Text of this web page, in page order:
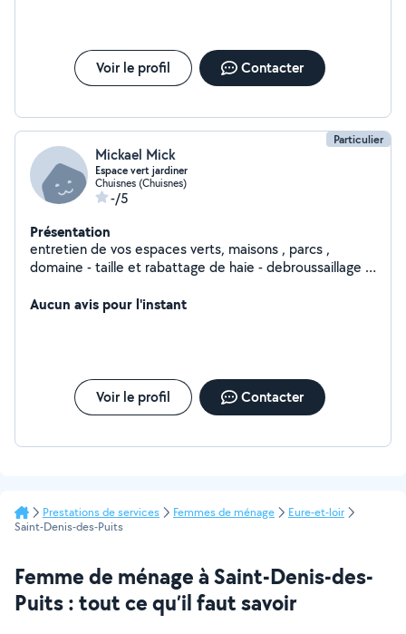
Voir le profil Contacter
Particulier
Mickael Mick
Espace vert jardiner
Chuisnes (Chuisnes)
-/5
Présentation
entretien de vos espaces verts, maisons , parcs ,
domaine - taille et rabattage de haie - debroussaillage -
nettoyage mur façade toit toiture - nettoyage goutiere
Aucun avis pour l'instant
Voir le profil Contacter
Prestations de services Femmes de ménage
Eure-et-loir
Saint-Denis-des-Puits
Femme de ménage à Saint-Denis-des-
Puits : tout ce qu’il faut savoir